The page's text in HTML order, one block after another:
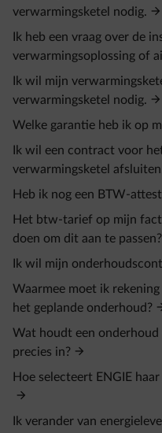
verwarmingsketel nodig.
Ik heb een vraag over de
verwarmingsoplossing of
Ik wil mijn
verwarmingsketel nodig.
Welke garantie heb ik op
Ik wil een contract voor
verwarmingsketel
Heb ik nog een BTW-
Het btw-tarief op mijn
doen om dit aan te passen?
Ik wil mijn
Waarmee moet ik
het geplande onderhoud?
Wat houdt een onderhoud
precies in?
Hoe selecteert ENGIE
Ik verander van